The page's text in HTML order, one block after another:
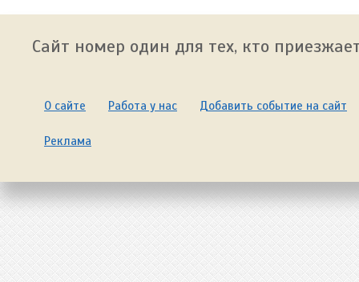
Сайт номер один для тех, кто
О сайте Работа у нас Добавить событие на сайт
Реклама